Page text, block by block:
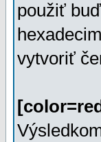
použiť
vytvoriť